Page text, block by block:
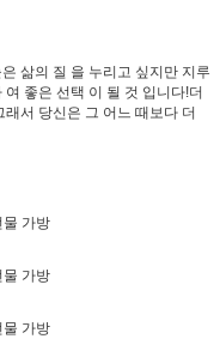
삶의 질 을 누리고 싶지만 지루
좋은 선택 이 될 것 입니다!더
서 당신은 그 어느 때보다 더